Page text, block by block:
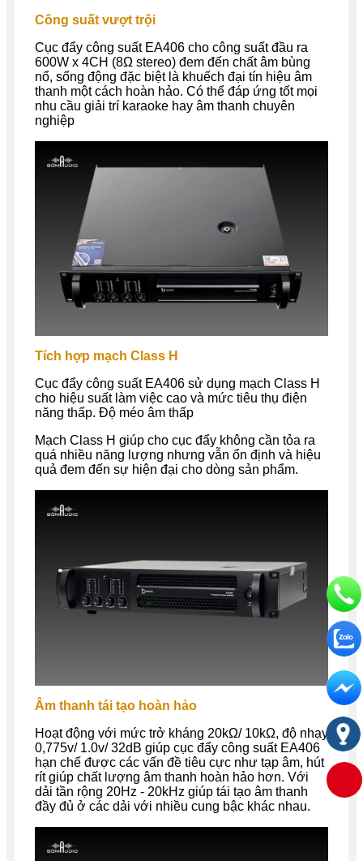
Công suất vượt trội
Cục đẩy công suất EA406 cho công suất đầu ra
600W x 4CH (8Ω stereo) đem đến chất âm bùng
nổ, sống động đặc biệt là khuếch đại tín hiệu âm
thanh một cách hoàn hảo. Có thể đáp ứng tốt mọi
nhu cầu giải trí karaoke hay âm thanh chuyên
nghiệp
Tích hợp mạch Class H
Cục đẩy công suất EA406 sử dụng mạch Class H
cho hiệu suất làm việc cao và mức tiêu thụ điện
năng thấp. Độ méo âm thấp
Mạch Class H giúp cho cục đẩy không cần tỏa ra
quá nhiều năng lượng nhưng vẫn ổn định và hiệu
quả đem đến sự hiện đại cho dòng sản phẩm.
Âm thanh tái tạo hoàn hảo
Hoạt động với mức trở kháng 20kΩ/ 10kΩ, độ nhạy
0,775v/ 1.0v/ 32dB giúp cục đẩy công suất EA406
hạn chế được các vấn đề tiêu cực như tạp âm, hút
rít giúp chất lượng âm thanh hoàn hảo hơn. Với
dải tần rộng 20Hz - 20kHz giúp tái tạo âm thanh
đầy đủ ở các dải với nhiều cung bậc khác nhau.